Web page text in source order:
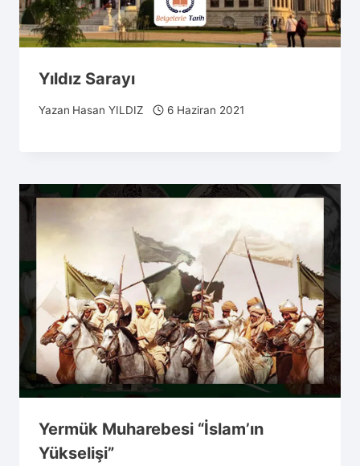
Yıldız Sarayı
Yazan Hasan YILDIZ 6 Haziran 2021
Yermük Muharebesi “İslam’ın
Yükselişi”